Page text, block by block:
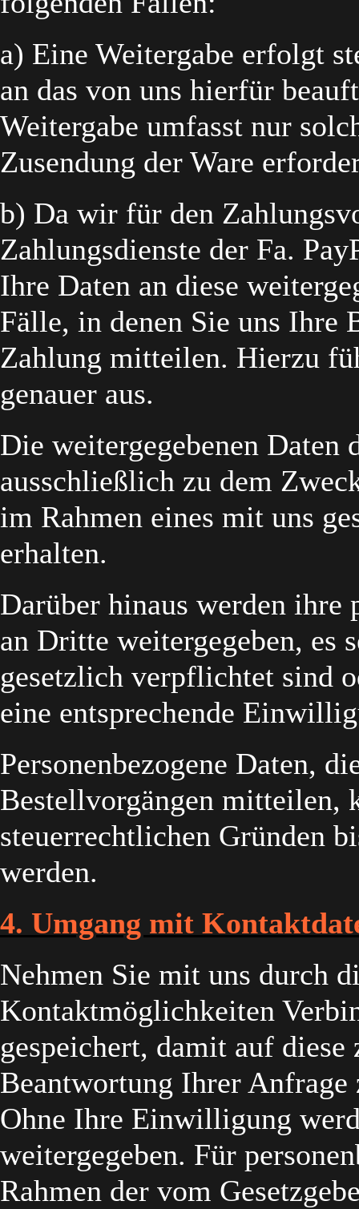
a) Eine Weitergabe erfolgt
an das von uns hierfür
Weitergabe umfasst nur
Zusendung der Ware
b) Da wir für den
Zahlungsdienste der Fa.
Ihre Daten an diese
Fälle, in denen Sie uns Ihre
Zahlung mitteilen. Hierzu
genauer aus.
Die weitergegebenen
ausschließlich zu dem
im Rahmen eines mit uns
erhalten.
Darüber hinaus werden ihre
an Dritte weitergegeben, es
gesetzlich verpflichtet sind
eine entsprechende
Personenbezogene Daten,
Bestellvorgängen mitteilen,
steuerrechtlichen Gründen
werden.
4. Umgang mit
Nehmen Sie mit uns durch
Kontaktmöglichkeiten
gespeichert, damit auf
Beantwortung Ihrer
Ohne Ihre Einwilligung
weitergegeben. Für
Rahmen der vom